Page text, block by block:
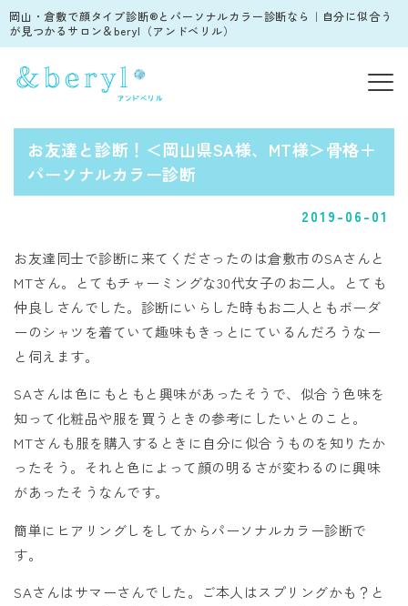
岡山・倉敷で顔タイプ診断®︎とパーソナルカラー診断なら｜自分に似合う
が見つかるサロン＆beryl（アンドベリル）
お友達と診断！＜岡山県SA様、MT様＞骨格＋
パーソナルカラー診断
2019-06-01
お友達同士で診断に来てくださったのは倉敷市のSAさんと
MTさん。とてもチャーミングな30代女子のお二人。とても
仲良しさんでした。診断にいらした時もお二人ともボーダ
ーのシャツを着ていて趣味もきっとにているんだろうなー
と伺えます。
SAさんは色にもともと興味があったそうで、似合う色味を
知って化粧品や服を買うときの参考にしたいとのこと。
MTさんも服を購入するときに自分に似合うものを知りたか
ったそう。それと色によって顔の明るさが変わるのに興味
があったそうなんです。
簡単にヒアリングしをしてからパーソナルカラー診断で
す。
SAさんはサマーさんでした。ご本人はスプリングかも？と